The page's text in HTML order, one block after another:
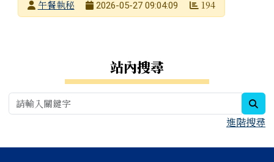
發布者午餐執秘
2026-05-27 09:04:09 194
站內搜尋
進階搜尋